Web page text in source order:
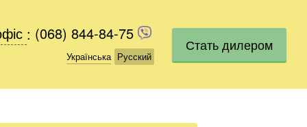
(068) 844-84-75
Українська Русский
: (068) 844-84-75
Українська Русский
Стать дилером